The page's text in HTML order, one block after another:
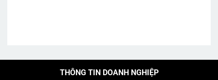
THÔNG TIN DOANH NGHIỆP